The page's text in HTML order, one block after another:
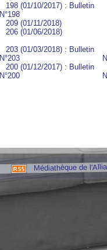
209 (01/11/2018)
206 (01/06/2018)
203 (01/03/2018) : Bulletin
N°203
200 (01/12/2017) : Bulletin
N°200
198 (01/10/2017) : Bulletin
N°198
Médiathèque de